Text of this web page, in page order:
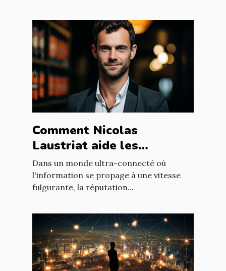
Comment Nicolas
Laustriat aide les
entreprises à améliorer
leur e-réputation
Dans un monde ultra-connecté où
l'information se propage à une vitesse
fulgurante, la réputation...